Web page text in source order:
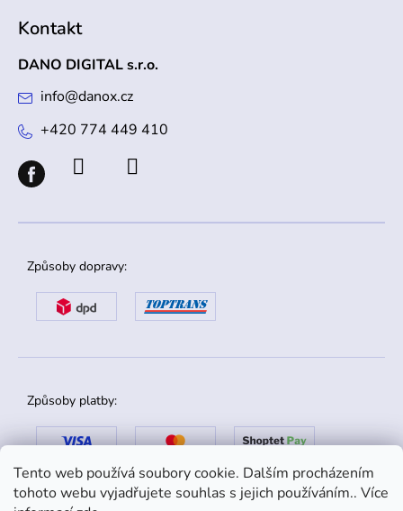
Tento web používá soubory cookie. Dalším procházením
tohoto webu vyjadřujete souhlas s jejich používáním.. Více
Kontakt
DANO DIGITAL s.r.o.
info@danox.cz
+420 774 449 410
Způsoby dopravy:
Způsoby platby: